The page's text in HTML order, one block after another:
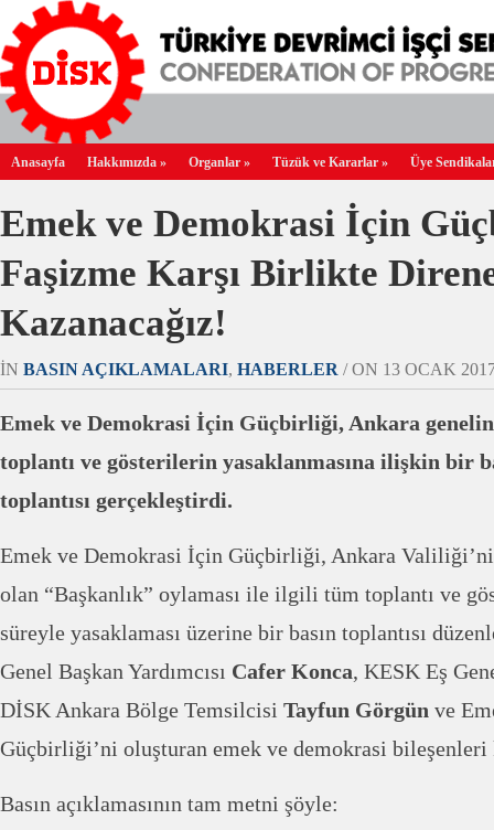
Anasayfa Hakkımızda » Organlar » Tüzük ve Kararlar » Üye
Emek ve Demokrasi İçin
Faşizme Karşı Birlikte
Kazanacağız!
IN BASIN AÇIKLAMALARI, HABERLER / ON 13 OCAK
Emek ve Demokrasi İçin Güçbirliği, Ankara
toplantı ve gösterilerin yasaklanmasına ilişkin bir
toplantısı gerçekleştirdi.
Emek ve Demokrasi İçin Güçbirliği, Ankara
olan “Başkanlık” oylaması ile ilgili tüm toplantı ve
süreyle yasaklaması üzerine bir basın toplantısı
Genel Başkan Yardımcısı Cafer Konca, KESK Eş
DİSK Ankara Bölge Temsilcisi Tayfun Görgün ve
Güçbirliği’ni oluşturan emek ve demokrasi bileşenleri
Basın açıklamasının tam metni şöyle: